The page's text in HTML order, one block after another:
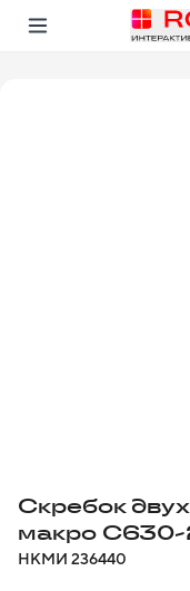
Открыть в
Скребок
макро
НКМИ 236440